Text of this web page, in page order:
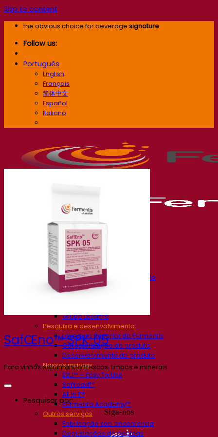
Skip to content
the obvious choice for beverage signature
Follow us:
Português
English
Français
简体中文
Español
Italiano
Nossa empresa
Sobre nós
Especialista em fermentação
O Campus Fermentis
Grupo Lesaffre
Pesquisa e desenvolvimento
Levedura Superior da Fermentis
Caracterização do produto
Desenvolvimento de produto
Nossas marcas
E2U™ – Easy To Use
SafYeast™
All In 1™
Fermentis Academy™
Outros serviços
Fabricação sob encomenda
Degustações de bebidas
SafŒno™ SPK 05
Para vinhos espumantes frescos, limpos e minerais
Siga-nos
Pesquisar por: